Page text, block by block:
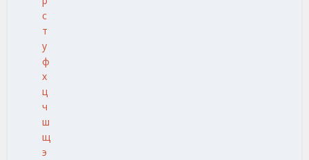
с
т
у
ф
х
ц
ч
ш
щ
э